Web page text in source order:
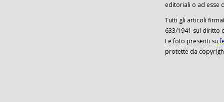
editoriali o ad esse
Tutti gli articoli
633/1941 sul diritto
Le foto presenti su
protette da